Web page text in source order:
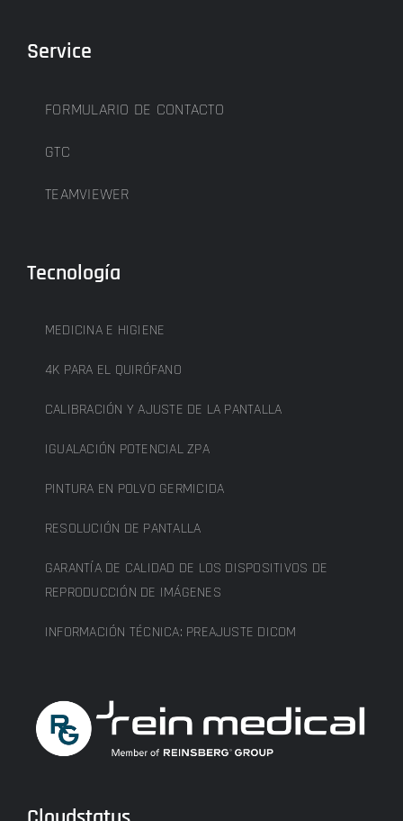
Service
FORMULARIO DE CONTACTO
GTC
TEAMVIEWER
Tecnología
MEDICINA E HIGIENE
4K PARA EL QUIRÓFANO
CALIBRACIÓN Y AJUSTE DE LA PANTALLA
IGUALACIÓN POTENCIAL ZPA
PINTURA EN POLVO GERMICIDA
RESOLUCIÓN DE PANTALLA
GARANTÍA DE CALIDAD DE LOS DISPOSITIVOS DE
REPRODUCCIÓN DE IMÁGENES
INFORMACIÓN TÉCNICA: PREAJUSTE DICOM